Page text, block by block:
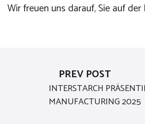
Wir freuen uns darauf, Sie auf
PREV POST
INTERSTARCH
MANUFACTURING 2025